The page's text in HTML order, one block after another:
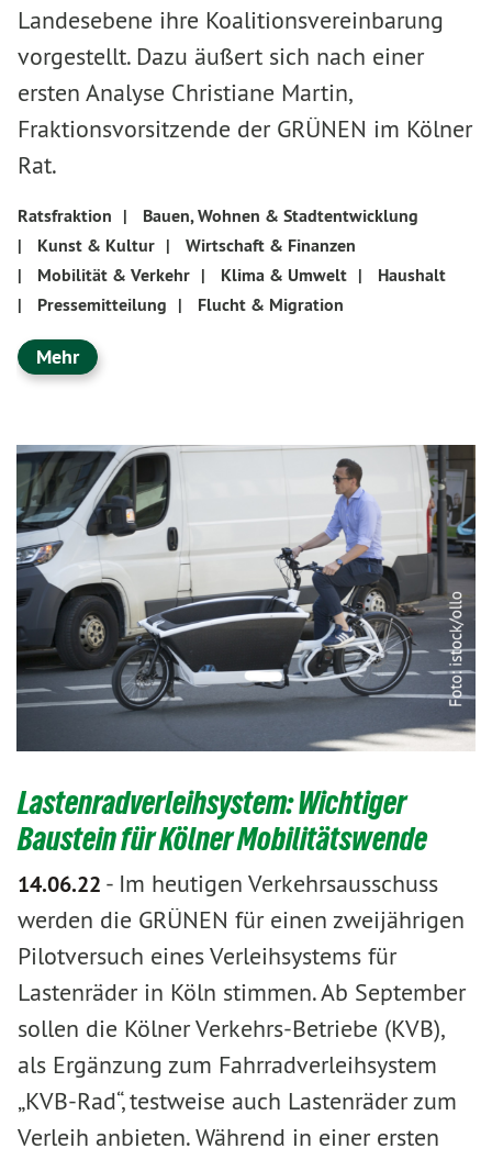
Landesebene ihre Koalitionsvereinbarung
vorgestellt. Dazu äußert sich nach einer
ersten Analyse Christiane Martin,
Fraktionsvorsitzende der GRÜNEN im Kölner
Rat.
Ratsfraktion |
Bauen, Wohnen & Stadtentwicklung
|
Kunst & Kultur |
Wirtschaft & Finanzen
|
Mobilität & Verkehr | Klima & Umwelt |
Haushalt
|
Pressemitteilung | Flucht & Migration
Mehr
Lastenradverleihsystem: Wichtiger
Baustein für Kölner Mobilitätswende
14.06.22 - Im heutigen Verkehrsausschuss
werden die GRÜNEN für einen zweijährigen
Pilotversuch eines Verleihsystems für
Lastenräder in Köln stimmen. Ab September
sollen die Kölner Verkehrs-Betriebe (KVB),
als Ergänzung zum Fahrradverleihsystem
„KVB-Rad“, testweise auch Lastenräder zum
Verleih anbieten. Während in einer ersten